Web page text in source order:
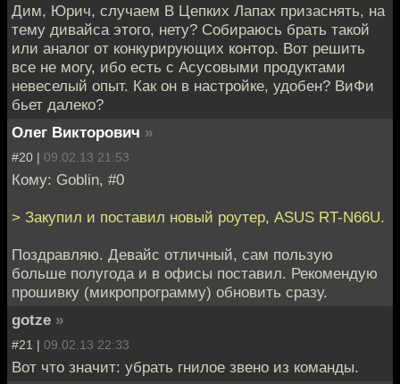
Дим, Юрич, случаем В Цепких Лапах призаснять, на
тему дивайса этого, нету? Собираюсь брать такой
или аналог от конкурирующих контор. Вот решить
все не могу, ибо есть с Асусовыми продуктами
невеселый опыт. Как он в настройке, удобен? ВиФи
бьет далеко?
Олег Викторович »
#20 | 09.02.13 21:53
Кому: Goblin, #0
> Закупил и поставил новый роутер, ASUS RT-N66U.
Поздравляю. Девайс отличный, сам пользую
больше полугода и в офисы поставил. Рекомендую
прошивку (микропрограмму) обновить сразу.
gotze »
#21 | 09.02.13 22:33
Вот что значит: убрать гнилое звено из команды.